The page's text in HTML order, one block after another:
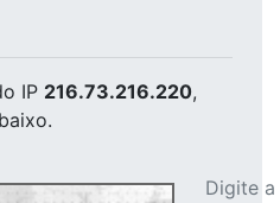
IP 216.73.216.220,
Digite